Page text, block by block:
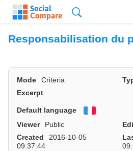
Responsabilisation du
Mode Criteria
Excerpt
Default language
Viewer
Public
Created
2016-10-05
09:37:44